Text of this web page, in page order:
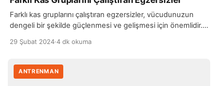
Farklı kas gruplarını çalıştıran egzersizler, vücudunuzun
dengeli bir şekilde güçlenmesi ve gelişmesi için önemlidir.
hedef alarak komple bir fiziksel kondisyon sağlayabilir.
kaslarını ve bir gün de merkezi stabilizasyon kaslarını
hedefleyen bir program, vücudunuzun tüm bölgelerini
29 Şubat 2024·4 dk okuma
ANTRENMAN